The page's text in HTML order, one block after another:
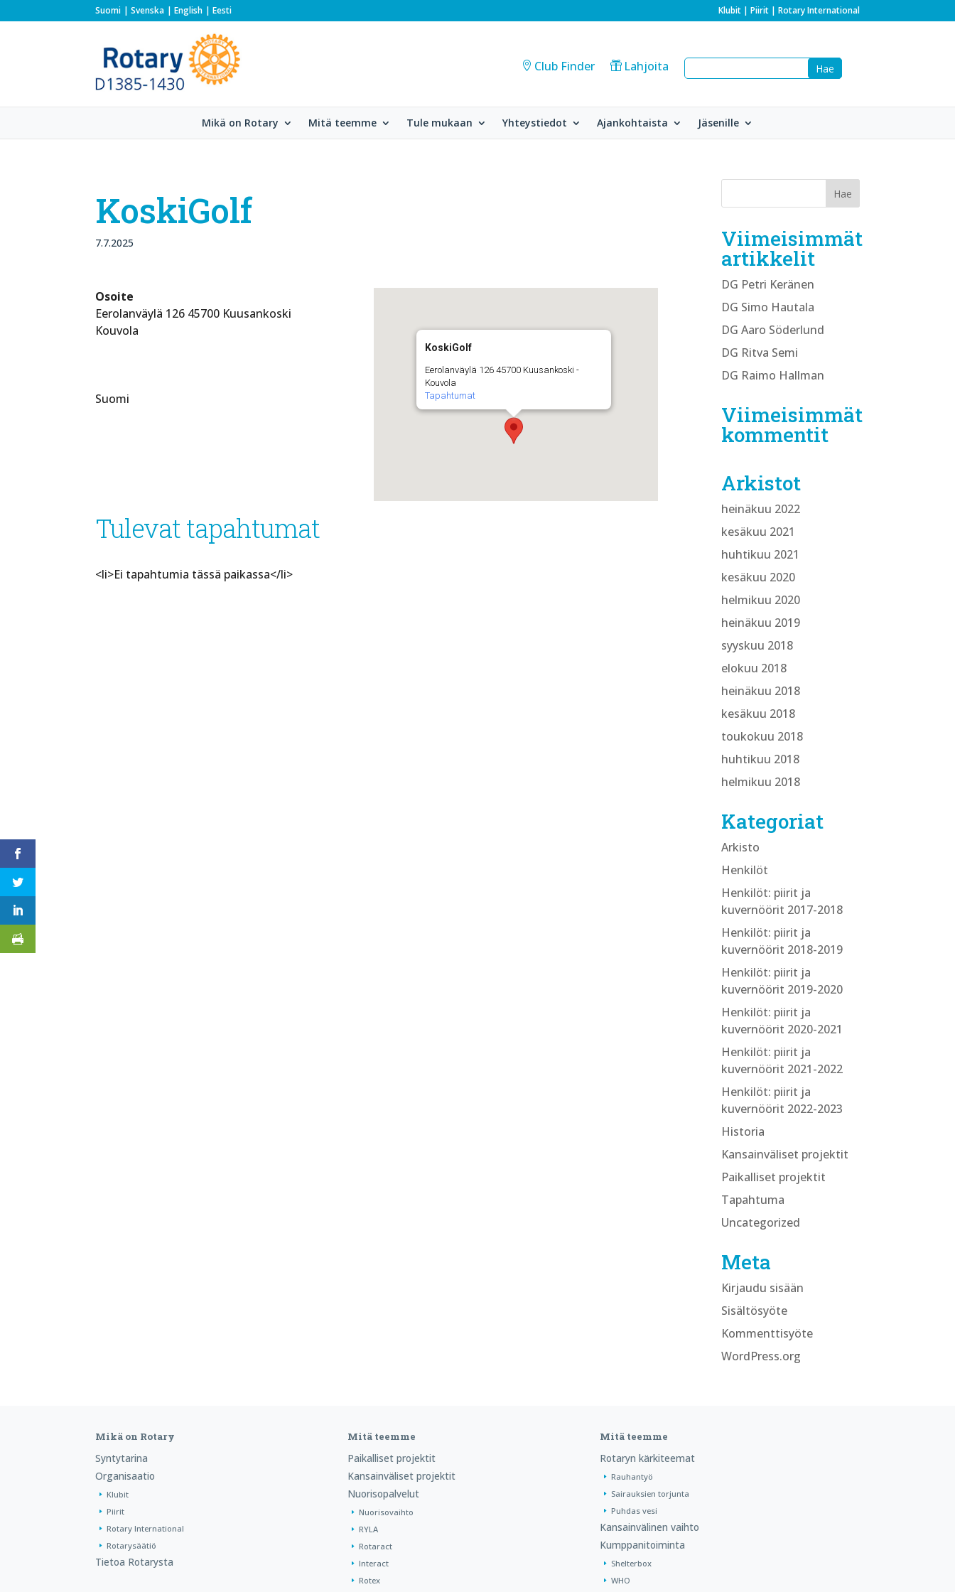
Suomi Svenska English Eesti Klubit| Piirit| Rotary International
Club Finder Lahjoita
Mikä on Rotary Mitä teemme Tule mukaan Yhteystiedot Ajankohtaista Jäsenille
KoskiGolf
7.7.2025
KoskiGolf
Eerolanväylä 126 45700 Kuusankoski -
Kouvola
Tapahtumat
Osoite
Eerolanväylä 126 45700 Kuusankoski
Kouvola
Suomi
Tulevat tapahtumat
<li>Ei tapahtumia tässä paikassa</li>
Viimeisimmät
artikkelit
DG Petri Keränen
DG Simo Hautala
DG Aaro Söderlund
DG Ritva Semi
DG Raimo Hallman
Viimeisimmät
kommentit
Arkistot
heinäkuu 2022
kesäkuu 2021
huhtikuu 2021
kesäkuu 2020
helmikuu 2020
heinäkuu 2019
syyskuu 2018
elokuu 2018
heinäkuu 2018
kesäkuu 2018
toukokuu 2018
huhtikuu 2018
helmikuu 2018
Kategoriat
Arkisto
Henkilöt
Henkilöt: piirit ja
kuvernöörit 2017-2018
Henkilöt: piirit ja
kuvernöörit 2018-2019
Henkilöt: piirit ja
kuvernöörit 2019-2020
Henkilöt: piirit ja
kuvernöörit 2020-2021
Henkilöt: piirit ja
kuvernöörit 2021-2022
Henkilöt: piirit ja
kuvernöörit 2022-2023
Historia
Kansainväliset projektit
Paikalliset projektit
Tapahtuma
Uncategorized
Meta
Kirjaudu sisään
Sisältösyöte
Kommenttisyöte
WordPress.org
Mikä on Rotary
Syntytarina
Organisaatio
Klubit
Piirit
Rotary International
Rotarysäätiö
Tietoa Rotarysta
Mitä teemme
Paikalliset projektit
Kansainväliset projektit
Nuorisopalvelut
Nuorisovaihto
RYLA
Rotaract
Interact
Rotex
Mitä teemme
Rotaryn kärkiteemat
Rauhantyö
Sairauksien torjunta
Puhdas vesi
Kansainvälinen vaihto
Kumppanitoiminta
Shelterbox
WHO